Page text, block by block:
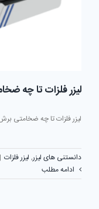
لیزر فلزات تا چه
لیزر فلزات تا چه ضخامتی
دانستنی های لیزر, لیزر فلزات |
ادامه مطلب